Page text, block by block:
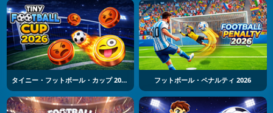
タイニー・フットボール・カップ 2026 フットボール・ペナルティ 2026